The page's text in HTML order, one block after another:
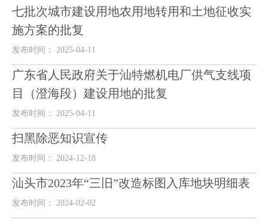
七批次城市建设用地农用地转用和土地征收实
施方案的批复
发布时间： 2025-04-11
广东省人民政府关于汕特燃机电厂供气支线项
目（澄海段）建设用地的批复
发布时间： 2025-04-11
扫黑除恶知识宣传
发布时间： 2024-12-18
汕头市2023年“三旧”改造标图入库地块明细表
发布时间： 2024-02-02